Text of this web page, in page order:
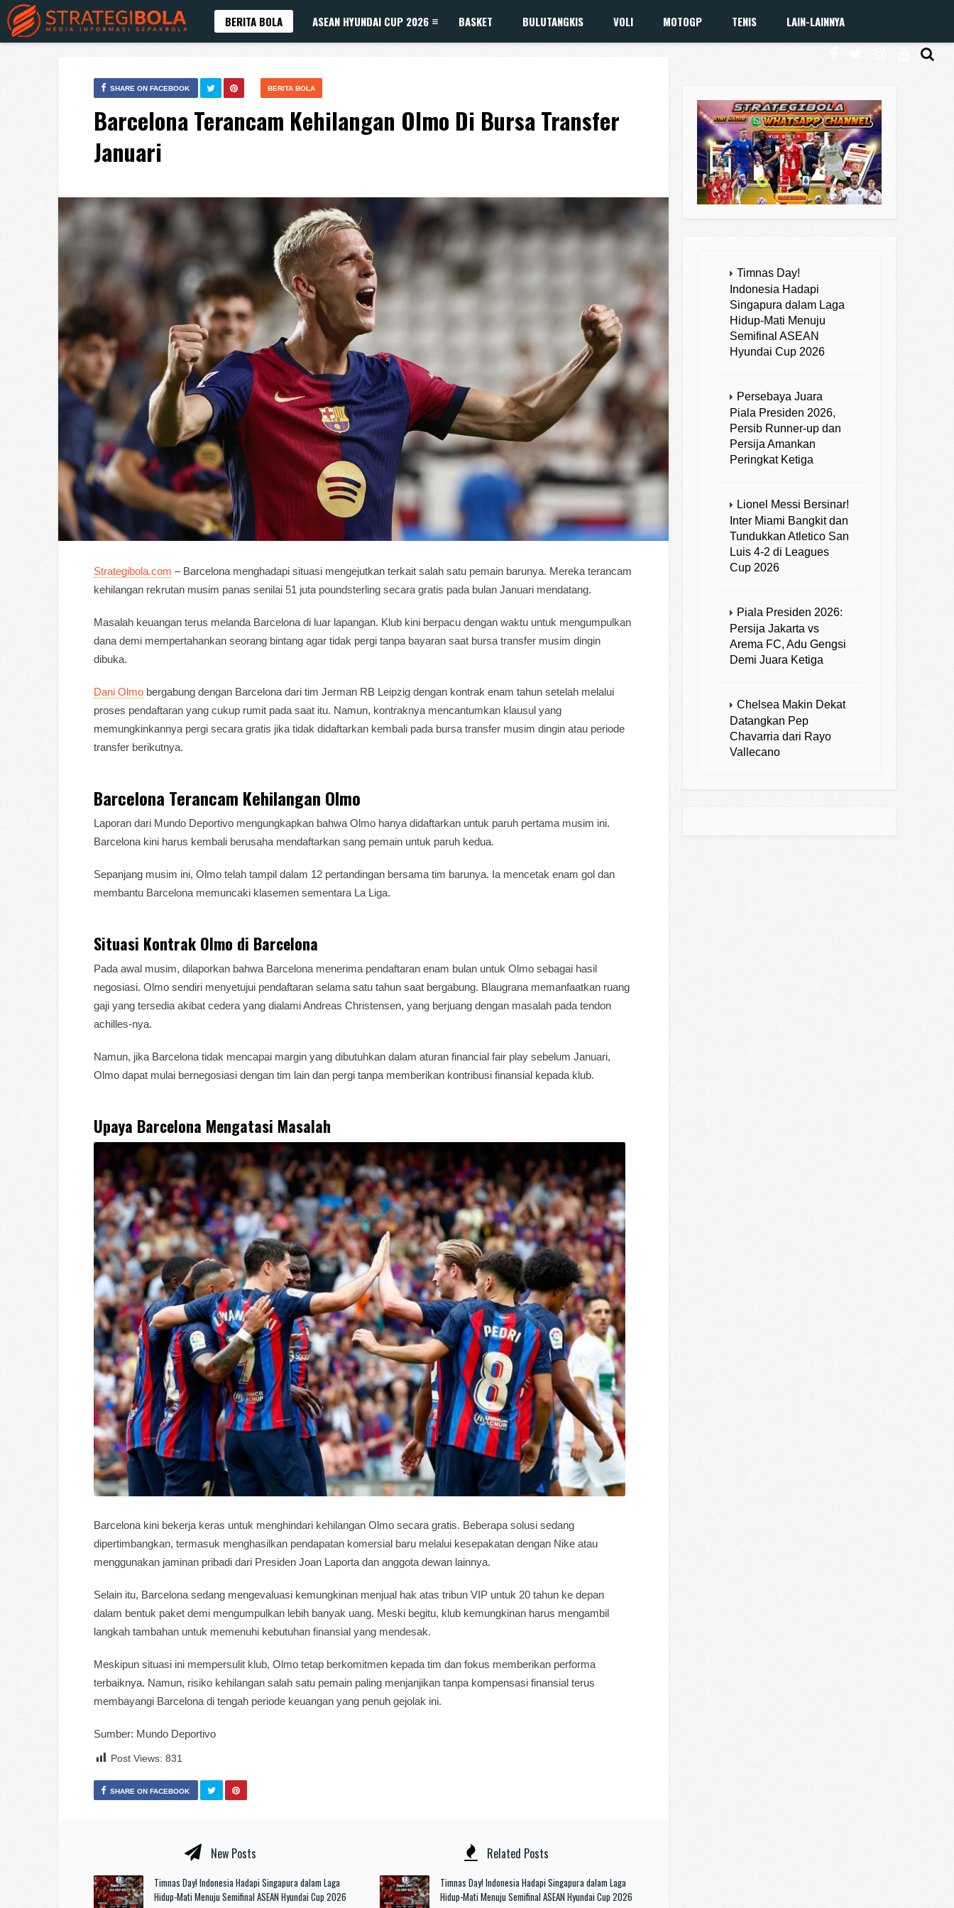
BERITA BOLA ASEAN HYUNDAI CUP 2026 BASKET BULUTANGKIS VOLI MOTOGP TENIS LAIN-LAINNYA
BERITA BOLA
SHARE ON FACEBOOK
Barcelona Terancam Kehilangan Olmo Di Bursa Transfer
Januari
Strategibola.com – Barcelona menghadapi situasi mengejutkan terkait salah satu pemain barunya. Mereka terancam
kehilangan rekrutan musim panas senilai 51 juta poundsterling secara gratis pada bulan Januari mendatang.
Masalah keuangan terus melanda Barcelona di luar lapangan. Klub kini berpacu dengan waktu untuk mengumpulkan
dana demi mempertahankan seorang bintang agar tidak pergi tanpa bayaran saat bursa transfer musim dingin
dibuka.
Dani Olmo bergabung dengan Barcelona dari tim Jerman RB Leipzig dengan kontrak enam tahun setelah melalui
proses pendaftaran yang cukup rumit pada saat itu. Namun, kontraknya mencantumkan klausul yang
memungkinkannya pergi secara gratis jika tidak didaftarkan kembali pada bursa transfer musim dingin atau periode
transfer berikutnya.
Barcelona Terancam Kehilangan Olmo
Laporan dari Mundo Deportivo mengungkapkan bahwa Olmo hanya didaftarkan untuk paruh pertama musim ini.
Barcelona kini harus kembali berusaha mendaftarkan sang pemain untuk paruh kedua.
Sepanjang musim ini, Olmo telah tampil dalam 12 pertandingan bersama tim barunya. Ia mencetak enam gol dan
membantu Barcelona memuncaki klasemen sementara La Liga.
Situasi Kontrak Olmo di Barcelona
Pada awal musim, dilaporkan bahwa Barcelona menerima pendaftaran enam bulan untuk Olmo sebagai hasil
negosiasi. Olmo sendiri menyetujui pendaftaran selama satu tahun saat bergabung. Blaugrana memanfaatkan ruang
gaji yang tersedia akibat cedera yang dialami Andreas Christensen, yang berjuang dengan masalah pada tendon
achilles-nya.
Namun, jika Barcelona tidak mencapai margin yang dibutuhkan dalam aturan financial fair play sebelum Januari,
Olmo dapat mulai bernegosiasi dengan tim lain dan pergi tanpa memberikan kontribusi finansial kepada klub.
Upaya Barcelona Mengatasi Masalah
Barcelona kini bekerja keras untuk menghindari kehilangan Olmo secara gratis. Beberapa solusi sedang
dipertimbangkan, termasuk menghasilkan pendapatan komersial baru melalui kesepakatan dengan Nike atau
menggunakan jaminan pribadi dari Presiden Joan Laporta dan anggota dewan lainnya.
Selain itu, Barcelona sedang mengevaluasi kemungkinan menjual hak atas tribun VIP untuk 20 tahun ke depan
dalam bentuk paket demi mengumpulkan lebih banyak uang. Meski begitu, klub kemungkinan harus mengambil
langkah tambahan untuk memenuhi kebutuhan finansial yang mendesak.
Meskipun situasi ini mempersulit klub, Olmo tetap berkomitmen kepada tim dan fokus memberikan performa
terbaiknya. Namun, risiko kehilangan salah satu pemain paling menjanjikan tanpa kompensasi finansial terus
membayangi Barcelona di tengah periode keuangan yang penuh gejolak ini.
Sumber: Mundo Deportivo
Post Views: 831
SHARE ON FACEBOOK
New Posts
Timnas Day! Indonesia Hadapi Singapura dalam Laga
Hidup-Mati Menuju Semifinal ASEAN Hyundai Cup 2026
Related Posts
Timnas Day! Indonesia Hadapi Singapura dalam Laga
Hidup-Mati Menuju Semifinal ASEAN Hyundai Cup 2026
Timnas Day!
Indonesia Hadapi
Singapura dalam Laga
Hidup-Mati Menuju
Semifinal ASEAN
Hyundai Cup 2026
Persebaya Juara
Piala Presiden 2026,
Persib Runner-up dan
Persija Amankan
Peringkat Ketiga
Lionel Messi Bersinar!
Inter Miami Bangkit dan
Tundukkan Atletico San
Luis 4-2 di Leagues
Cup 2026
Piala Presiden 2026:
Persija Jakarta vs
Arema FC, Adu Gengsi
Demi Juara Ketiga
Chelsea Makin Dekat
Datangkan Pep
Chavarria dari Rayo
Vallecano